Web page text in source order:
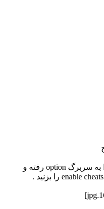
برای زدن کد های ابتدا به سربرگ option رفته و